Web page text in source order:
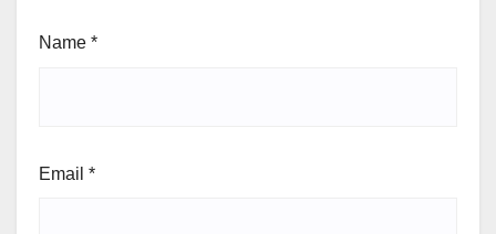
Name *
Email *